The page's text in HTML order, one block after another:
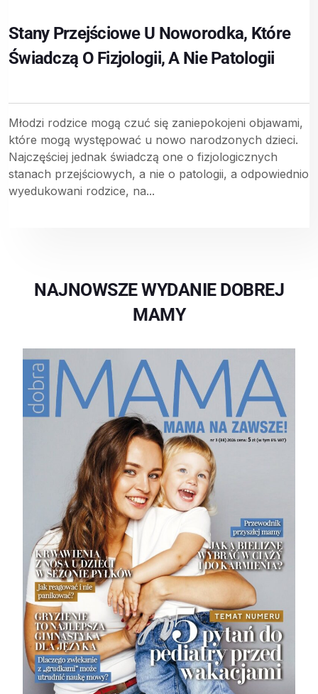
Stany Przejściowe U Noworodka, Które
Świadczą O Fizjologii, A Nie Patologii
Młodzi rodzice mogą czuć się zaniepokojeni objawami,
które mogą występować u nowo narodzonych dzieci.
Najczęściej jednak świadczą one o fizjologicznych
stanach przejściowych, a nie o patologii, a odpowiednio
wyedukowani rodzice, na...
NAJNOWSZE WYDANIE DOBREJ
MAMY